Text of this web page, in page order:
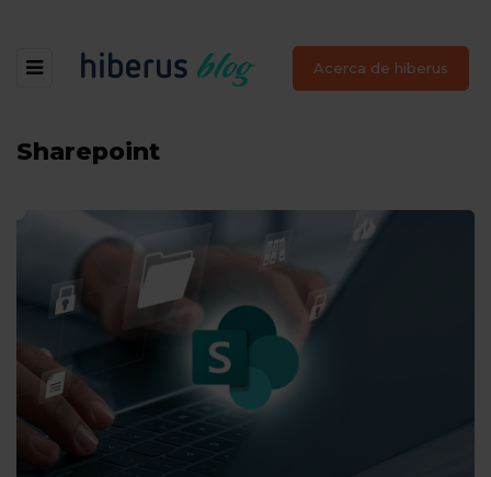
Acerca de hiberus
Sharepoint